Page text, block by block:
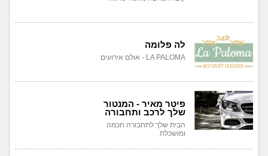
לה פלומה
LA PALOMA - אולם אירועים
פיטר מאיר - המנטור
שלך לרכב ותחבורה
הבית שלך לתחבורה חכמה
ומושכלת